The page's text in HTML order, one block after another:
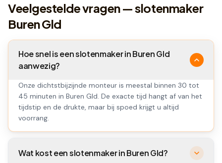
Veelgestelde vragen — slotenmaker
Buren Gld
Hoe snel is een slotenmaker in Buren Gld
aanwezig?
Onze dichtstbijzijnde monteur is meestal binnen 30 tot
45 minuten in Buren Gld. De exacte tijd hangt af van het
tijdstip en de drukte, maar bij spoed krijgt u altijd
voorrang.
Wat kost een slotenmaker in Buren Gld?